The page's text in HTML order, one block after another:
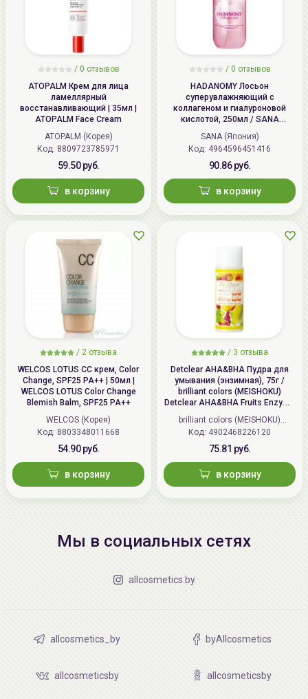
/ 0 отзывов
ATOPALM Крем для лица
ламеллярный
восстанавливающий | 35мл |
ATOPALM Face Cream
ATOPALM (Корея)
Код: 8809723785971
59.50 руб.
в корзину
/ 0 отзывов
HADANOMY Лосьон
суперувлажняющий с
коллагеном и гиалуроновой
кислотой, 250мл / SANA
HADANOMY Collagen mist
SANA (Япония)
Код: 4964596451416
90.86 руб.
в корзину
/ 2 отзыва
WELCOS LOTUS СС крем, Color
Change, SPF25 PA++ | 50мл |
WELCOS LOTUS Color Change
Blemish Balm, SPF25 PA++
WELCOS (Корея)
Код: 8803348011668
54.90 руб.
в корзину
/ 3 отзыва
Detclear AHA&BHA Пудра для
умывания (энзимная), 75г /
brilliant colors (MEISHOKU)
Detclear AHA&BHA Fruits Enzyme
Powder Wash
brilliant colors (MEISHOKU)
(Япония)
Код: 4902468226120
75.81 руб.
в корзину
Мы в социальных сетях
allcosmetics.by
allcosmetics_by byAllcosmetics
allcosmeticsby allcosmeticsby